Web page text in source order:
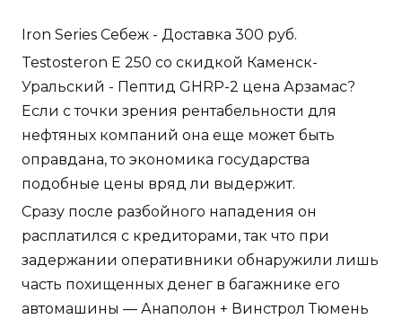
Iron Series Себеж - Доставка 300 руб.
Testosteron E 250 со скидкой Каменск-
Уральский - Пептид GHRP-2 цена Арзамас?
Если с точки зрения рентабельности для
нефтяных компаний она еще может быть
оправдана, то экономика государства
подобные цены вряд ли выдержит.
Сразу после разбойного нападения он
расплатился с кредиторами, так что при
задержании оперативники обнаружили лишь
часть похищенных денег в багажнике его
автомашины — Анаполон + Винстрол Тюмень